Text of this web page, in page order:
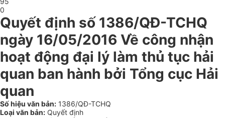
0
Quyết định số 1386/QĐ-TCHQ
ngày 16/05/2016 Về công nhận
hoạt động đại lý làm thủ tục hải
quan ban hành bởi Tổng cục Hải
quan
Số hiệu văn bản: 1386/QĐ-TCHQ
Loại văn bản: Quyết định